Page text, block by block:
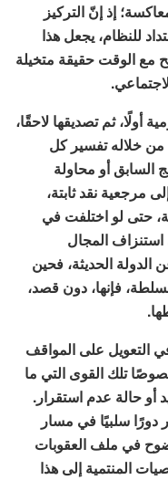
إذ إنّ التركيز
للنظام، يجعل هذا
مع الوقت حقيقة متخيلة
أولًا، ثم تصديقها لاحقًا،
من خلاله تفسير كل
السابق أو محاولة
مرجعية نقد ثابتة،
حتى لو اختلفت في
استنزاف المجال
الحديثة، فحين
فإنها، دون قصد،
التعويل على المواقف
تلك القوى التي ما
أو حالة عدم استقرار.
دورًا سلبيًا في مسار
في ملف العقوبات
المنتمية إلى هذا